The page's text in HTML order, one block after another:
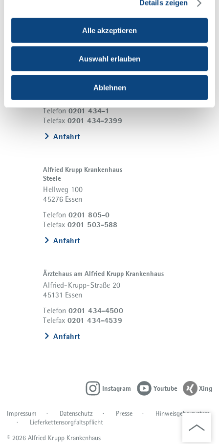
Details zeigen
Alle akzeptieren
Auswahl erlauben
Ablehnen
Rüttenscheid
Alfried-Krupp-Straße 21
Telefon0201 434-1
Telefax 0201 434-2399
Anfahrt
Alfried Krupp Krankenhaus
Steele
Hellweg 100
45276 Essen
Telefon 0201 805-0
Telefax 0201 503-588
Anfahrt
Ärztehaus am Alfried Krupp Krankenhaus
Alfried-Krupp-Straße 20
45131 Essen
Telefon 0201 434-4500
Telefax 0201 434-4539
Anfahrt
© 2026 Alfried Krupp Krankenhaus
Impressum Datenschutz Presse
Hinweisgebersystem
Lieferkettensorgfaltspflicht
Instagram Youtube Xing